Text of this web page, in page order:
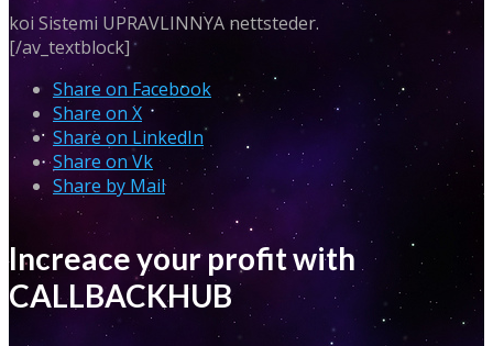
koi Sistemi UPRAVLINNYA nettsteder.
[/av_textblock]
Share on Facebook
Share on X
Share on LinkedIn
Share on Vk
Share by Mail
Increace your profit with
CALLBACKHUB